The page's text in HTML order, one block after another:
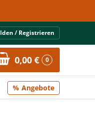
/ Registrieren
0,00 € 0
Angebote